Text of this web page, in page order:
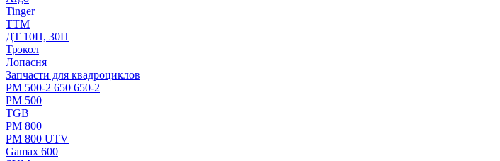
Tinger
ТТМ
ДТ 10П, 30П
Трэкол
Лопасня
Запчасти для квадроциклов
РМ 500-2 650 650-2
РМ 500
TGB
РМ 800
РМ 800 UTV
Gamax 600